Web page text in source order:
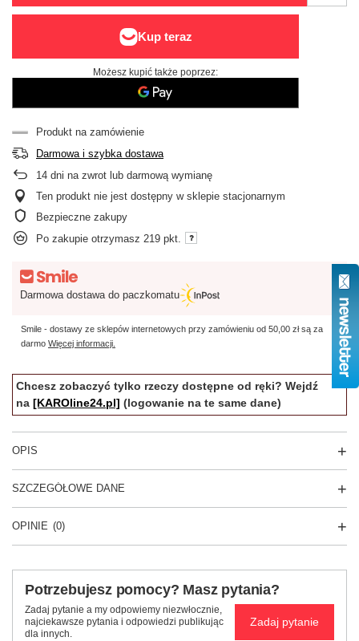
Możesz kupić także poprzez:
Produkt na zamówienie
Darmowa i szybka dostawa
14 dni na zwrot lub darmową wymianę
Ten produkt nie jest dostępny w sklepie stacjonarnym
Bezpieczne zakupy
Po zakupie otrzymasz 219 pkt.
Darmowa dostawa do paczkomatu
Smile - dostawy ze sklepów internetowych przy zamówieniu od 50,00 złsą za
darmo Więcej informacji.
Chcesz zobaczyć tylko rzeczy dostępne od ręki? Wejdź
na [KAROline24.pl] (logowanie na te same dane)
OPIS
SZCZEGÓŁOWE DANE
OPINIE (0)
Potrzebujesz pomocy? Masz pytania?
Zadaj pytanie a my odpowiemy niezwłocznie,
najciekawsze pytania i odpowiedzi publikując
dla innych.
Zadaj pytanie